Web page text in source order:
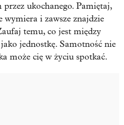
przez ukochanego. Pamiętaj,
wymiera i zawsze znajdzie
temu, co jest między
jednostkę. Samotność nie
może cię w życiu spotkać.